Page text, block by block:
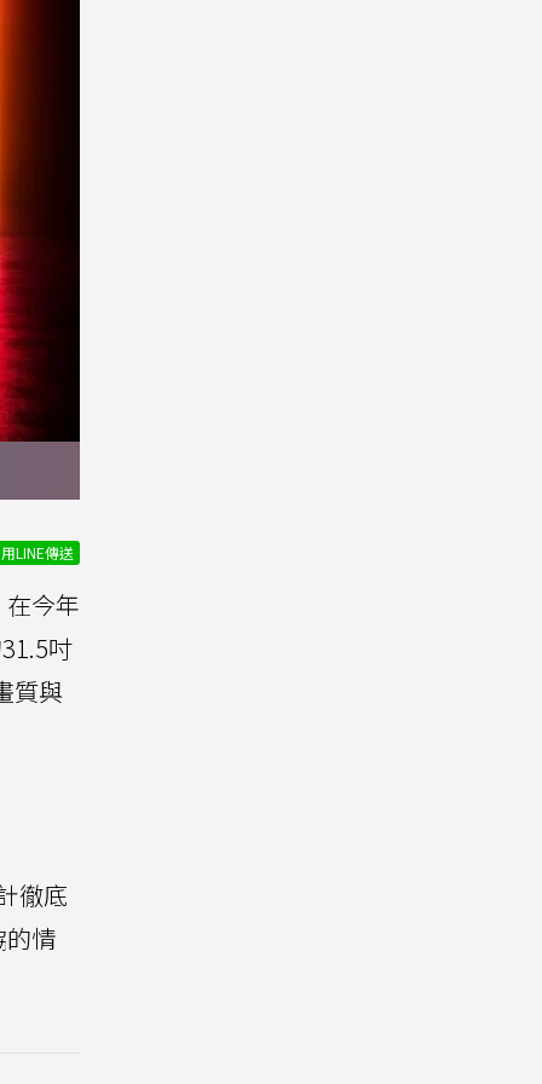
用LINE傳送
在今年
吋
質與
徹底
的情